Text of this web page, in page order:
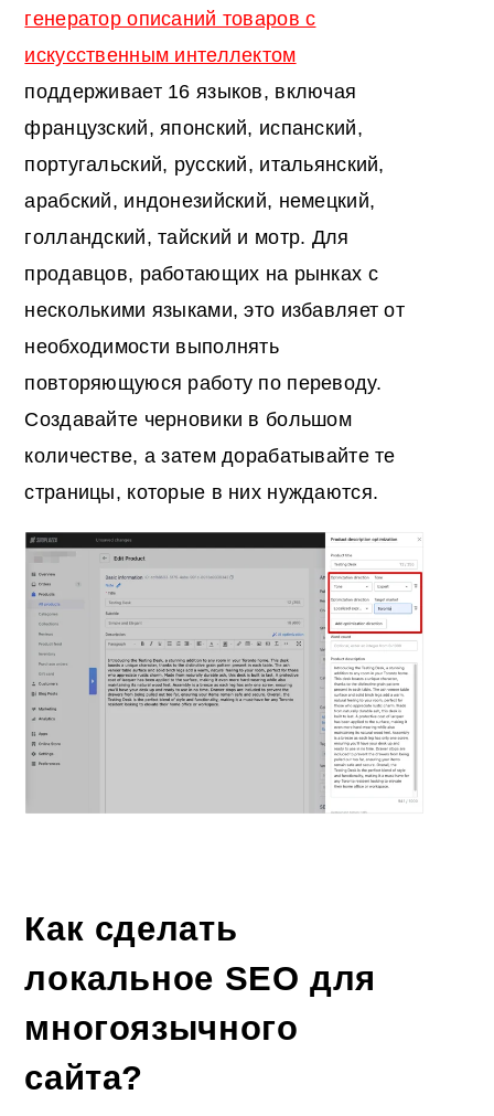
генератор описаний товаров с
искусственным интеллектом
поддерживает 16 языков, включая
французский, японский, испанский,
португальский, русский, итальянский,
арабский, индонезийский, немецкий,
голландский, тайский и мотр. Для
продавцов, работающих на рынках с
несколькими языками, это избавляет от
необходимости выполнять
повторяющуюся работу по переводу.
Создавайте черновики в большом
количестве, а затем дорабатывайте те
страницы, которые в них нуждаются.
Как сделать
локальное SEO для
многоязычного
сайта?